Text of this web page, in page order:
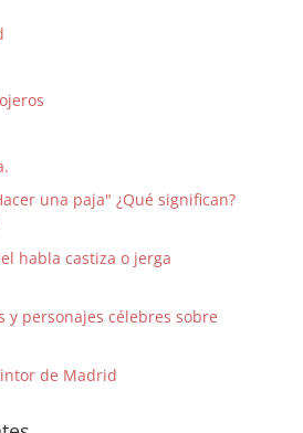
una paja" ¿Qué significan?
habla castiza o jerga
y personajes célebres sobre
de Madrid